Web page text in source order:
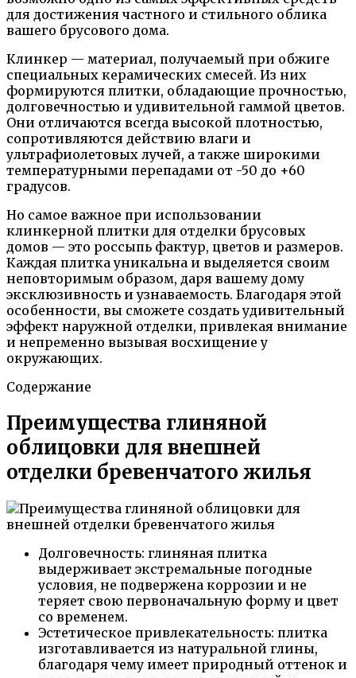
для достижения частного и стильного облика
вашего брусового дома.
Клинкер — материал, получаемый при обжиге
специальных керамических смесей. Из них
формируются плитки, обладающие прочностью,
долговечностью и удивительной гаммой цветов.
Они отличаются всегда высокой плотностью,
сопротивляются действию влаги и
ультрафиолетовых лучей, а также широкими
температурными перепадами от -50 до +60
градусов.
Но самое важное при использовании
клинкерной плитки для отделки брусовых
домов — это россыпь фактур, цветов и размеров.
Каждая плитка уникальна и выделяется своим
неповторимым образом, даря вашему дому
эксклюзивность и узнаваемость. Благодаря этой
особенности, вы сможете создать удивительный
эффект наружной отделки, привлекая внимание
и непременно вызывая восхищение у
окружающих.
Содержание
Преимущества глиняной
облицовки для внешней
отделки бревенчатого жилья
Долговечность: глиняная плитка
выдерживает экстремальные погодные
условия, не подвержена коррозии и не
теряет свою первоначальную форму и цвет
со временем.
Эстетическое привлекательность: плитка
изготавливается из натуральной глины,
благодаря чему имеет природный оттенок и